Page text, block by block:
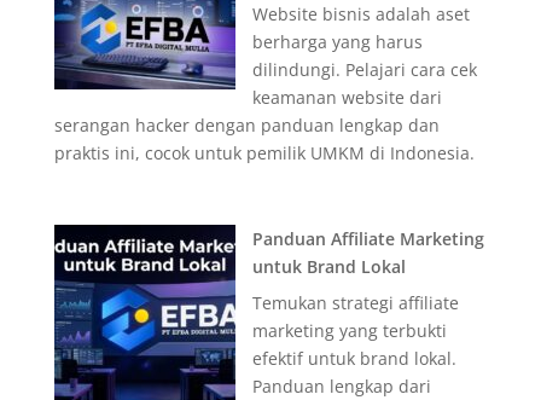
Website bisnis adalah aset
berharga yang harus
dilindungi. Pelajari cara cek
keamanan website dari
serangan hacker dengan panduan lengkap dan
praktis ini, cocok untuk pemilik UMKM di Indonesia.
Panduan Affiliate Marketing
untuk Brand Lokal
Temukan strategi affiliate
marketing yang terbukti
efektif untuk brand lokal.
Panduan lengkap dari